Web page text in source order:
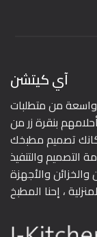
آي كيتشن
من متطلبات
بنقرة زر من
تصميم مطبخك
التصميم والتنفيذ
والخزائن والأجهزة